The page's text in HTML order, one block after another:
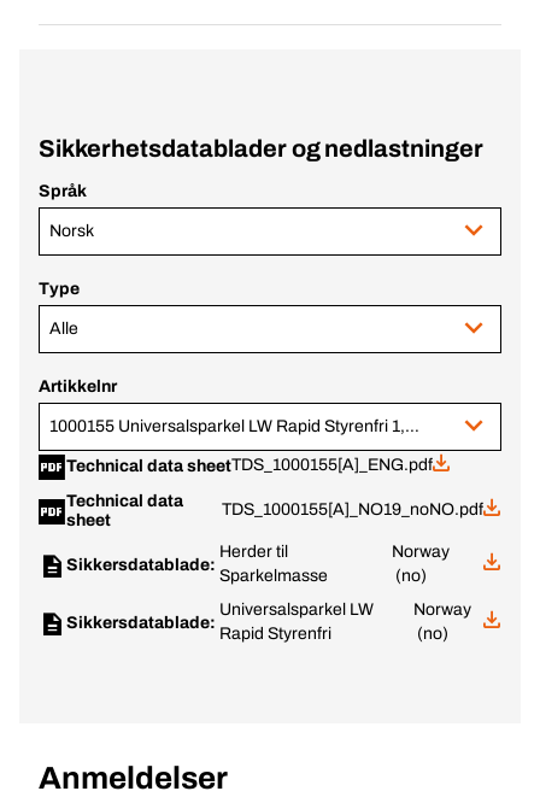
Sikkerhetsdatablader og nedlastninger
Språk
Norsk
Type
Alle
Artikkelnr
1000155 Universalsparkel LW Rapid Styrenfri 1,3kg
Technical data sheetTDS_1000155[A]_ENG.pdf
Technical data
sheet
TDS_1000155[A]_NO19_noNO.pdf
Sikkersdatablade:
Herder til
Sparkelmasse
Norway
(no)
Sikkersdatablade:
Universalsparkel LW
Rapid Styrenfri
Norway
(no)
Anmeldelser